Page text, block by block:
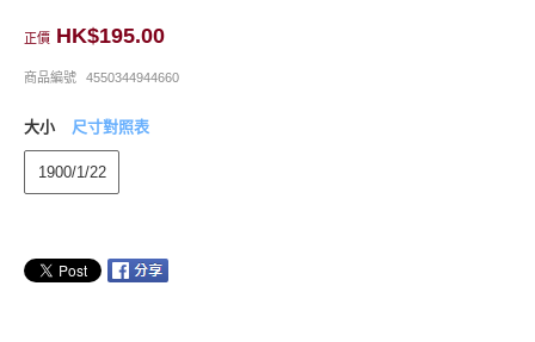
正價 HK$195.00
商品編號 4550344944660
大小 尺寸對照表
1900/1/22